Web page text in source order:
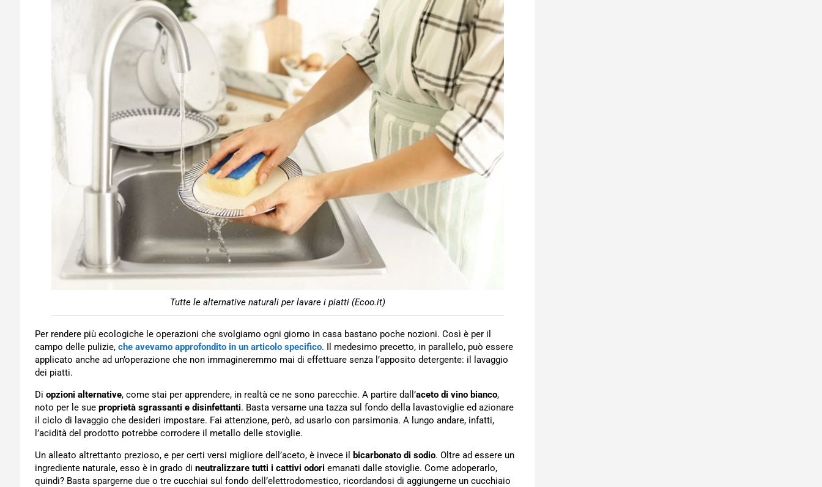
Tutte le alternative naturali per lavare i piatti (Ecoo.it)
Per rendere più ecologiche le operazioni che svolgiamo ogni giorno in casa bastano poche nozioni. Così è per il
campo delle pulizie, che avevamo approfondito in un articolo specifico. Il medesimo precetto, in parallelo, può essere
applicato anche ad un’operazione che non immagineremmo mai di effettuare senza l’apposito detergente: il lavaggio
dei piatti.
Di opzioni alternative, come stai per apprendere, in realtà ce ne sono parecchie. A partire dall’aceto di vino bianco,
noto per le sue proprietà sgrassanti e disinfettanti. Basta versarne una tazza sul fondo della lavastoviglie ed azionare
il ciclo di lavaggio che desideri impostare. Fai attenzione, però, ad usarlo con parsimonia. A lungo andare, infatti,
l’acidità del prodotto potrebbe corrodere il metallo delle stoviglie.
Un alleato altrettanto prezioso, e per certi versi migliore dell’aceto, è invece il
bicarbonato di sodio. Oltre ad essere un
ingrediente naturale, esso è in grado di neutralizzare tutti i cattivi odori emanati dalle stoviglie. Come adoperarlo,
quindi? Basta spargerne due o tre cucchiai sul fondo dell’elettrodomestico, ricordandosi di aggiungerne un cucchiaio